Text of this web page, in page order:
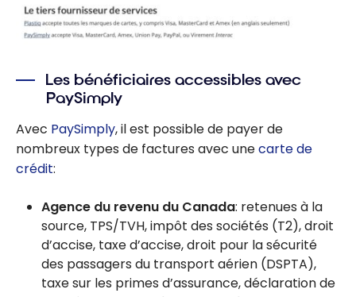
Les bénéficiaires accessibles avec
PaySimply
Avec PaySimply, il est possible de payer de
nombreux types de factures avec unecarte de
crédit:
Agence du revenu du Canada: retenues à la
source, TPS/TVH, impôt des sociétés (T2), droit
d’accise, taxe d’accise, droit pour la sécurité
des passagers du transport aérien (DSPTA),
taxe sur les primes d’assurance, déclaration de